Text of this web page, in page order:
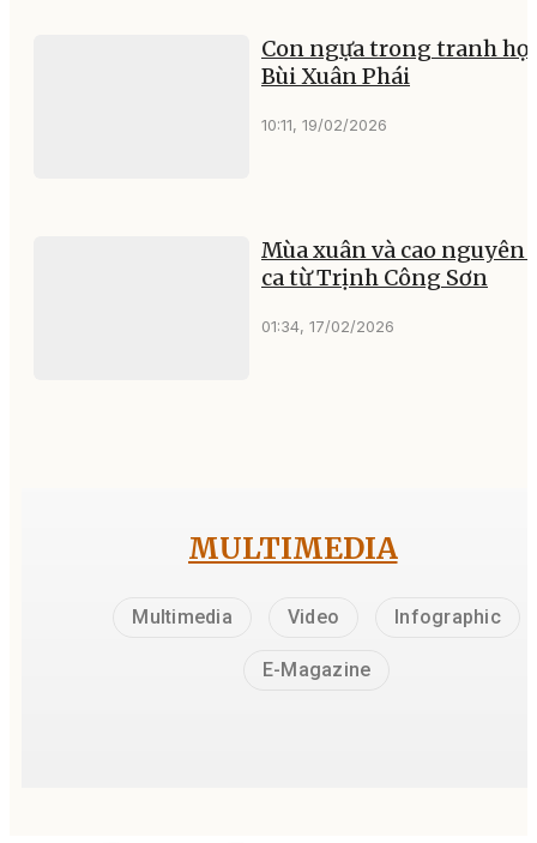
Con ngựa trong tranh
Bùi Xuân Phái
10:11, 19/02/2026
Mùa xuân và cao nguyên
ca từ Trịnh Công Sơn
01:34, 17/02/2026
MULTIMEDIA
Multimedia Video Infographic
E-Magazine